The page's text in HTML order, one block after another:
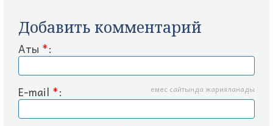
Добавить комментарий
Аты *:
E-mail *: емес сайтында жарияланады